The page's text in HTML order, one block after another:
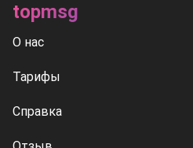
topmsg
О нас
Тарифы
Справка